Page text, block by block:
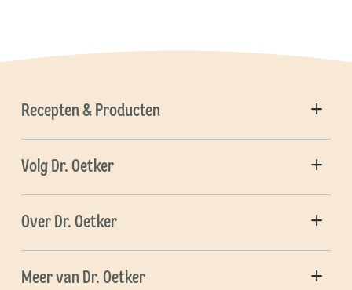
Recepten & Producten
Volg Dr. Oetker
Over Dr. Oetker
Meer van Dr. Oetker